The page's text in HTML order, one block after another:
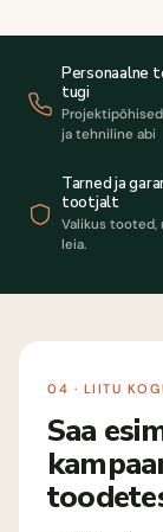
Personaalne
tugi
ja tehniline abi
Tarned ja
tootjalt
Valikus tooted,
leia.
04 · LIITU
Saa